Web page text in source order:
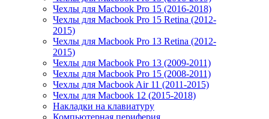
Чехлы для Macbook Pro 15 (2016-2018)
Чехлы для Macbook Pro 15 Retina (2012-
2015)
Чехлы для Macbook Pro 13 Retina (2012-
2015)
Чехлы для Macbook Pro 13 (2009-2011)
Чехлы для Macbook Pro 15 (2008-2011)
Чехлы для Macbook Air 11 (2011-2015)
Чехлы для Macbook 12 (2015-2018)
Накладки на клавиатуру
Компьютерная периферия